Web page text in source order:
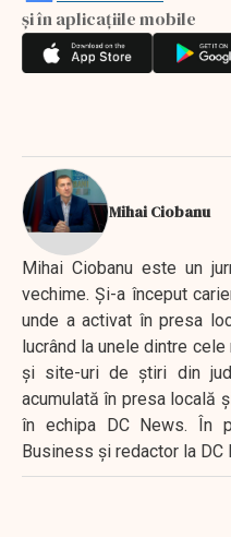
și în aplicațiile mobile
Mihai Ciobanu
Mihai Ciobanu este un
vechime. Şi-a început
unde a activat în presa
lucrând la unele dintre
şi site-uri de ştiri din
acumulată în presa locală
în echipa DC News. În
Business şi redactor la DC